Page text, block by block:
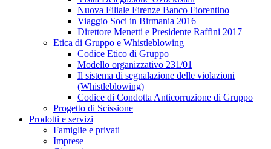
Nuova Filiale Firenze Banco Fiorentino
Viaggio Soci in Birmania 2016
Direttore Menetti e Presidente Raffini 2017
Etica di Gruppo e Whistleblowing
Codice Etico di Gruppo
Modello organizzativo 231/01
Il sistema di segnalazione delle violazioni
(Whistleblowing)
Codice di Condotta Anticorruzione di Gruppo
Progetto di Scissione
Prodotti e servizi
Famiglie e privati
Imprese